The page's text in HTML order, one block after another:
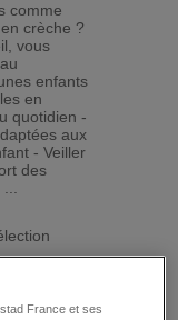
comme
crèche ?
vous
enfants
en
quotidien -
aux
- Veiller
des
...
France et ses